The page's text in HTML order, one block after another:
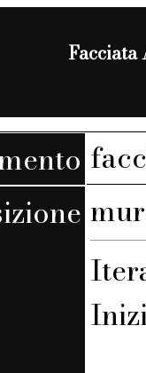
Facciata